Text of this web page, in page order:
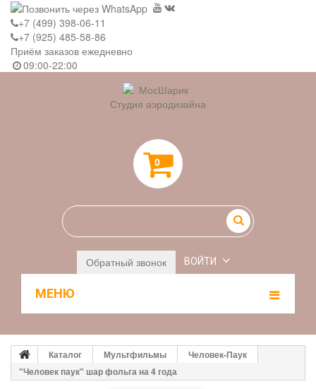
+7 (499) 398-06-11
+7 (925) 485-58-86
Приём заказов ежедневно
09:00-22:00
Студия аэродизайна
0
Обратный звонок ВОЙТИ
МЕНЮ
Каталог Мультфильмы
Человек-Паук
"Человек паук" шар фольга на 4 года